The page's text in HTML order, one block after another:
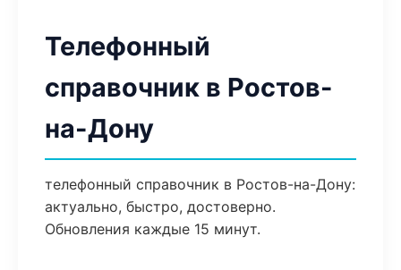
Телефонный
справочник в Ростов-
на-Дону
телефонный справочник в Ростов-на-Дону:
актуально, быстро, достоверно.
Обновления каждые 15 минут.